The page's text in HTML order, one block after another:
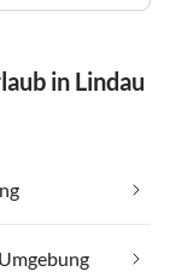
in Lindau